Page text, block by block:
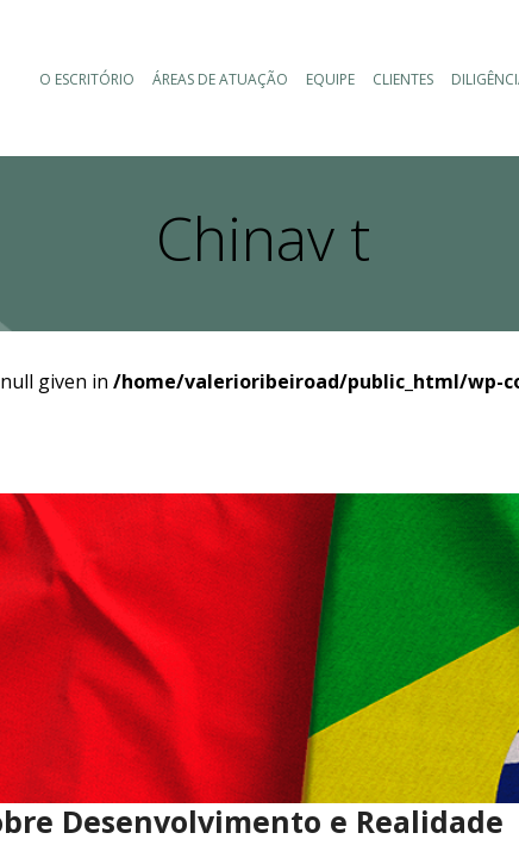
O ESCRITÓRIO ÁREAS DE ATUAÇÃO EQUIPE CLIENTES
Chinav t
given in /home/valerioribeiroad/public_html/wp-
Desenvolvimento e Realidade